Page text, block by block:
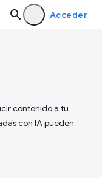
Acceder
contenido a tu
con IA pueden